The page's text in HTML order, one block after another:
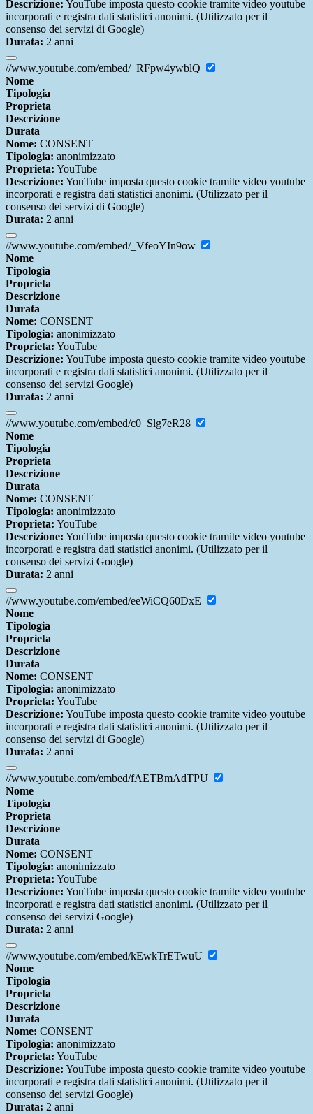
Descrizione: YouTube imposta questo cookie tramite video youtube
incorporati e registra dati statistici anonimi. (Utilizzato per il
consenso dei servizi di Google)
Durata: 2 anni
//www.youtube.com/embed/_RFpw4ywblQ
Nome
Tipologia
Proprieta
Descrizione
Durata
Nome: CONSENT
Tipologia: anonimizzato
Proprieta: YouTube
Descrizione: YouTube imposta questo cookie tramite video youtube
incorporati e registra dati statistici anonimi. (Utilizzato per il
consenso dei servizi di Google)
Durata: 2 anni
//www.youtube.com/embed/_VfeoYIn9ow
Nome
Tipologia
Proprieta
Descrizione
Durata
Nome: CONSENT
Tipologia: anonimizzato
Proprieta: YouTube
Descrizione: YouTube imposta questo cookie tramite video youtube
incorporati e registra dati statistici anonimi. (Utilizzato per il
consenso dei servizi Google)
Durata: 2 anni
//www.youtube.com/embed/c0_Slg7eR28
Nome
Tipologia
Proprieta
Descrizione
Durata
Nome: CONSENT
Tipologia: anonimizzato
Proprieta: YouTube
Descrizione: YouTube imposta questo cookie tramite video youtube
incorporati e registra dati statistici anonimi. (Utilizzato per il
consenso dei servizi Google)
Durata: 2 anni
//www.youtube.com/embed/eeWiCQ60DxE
Nome
Tipologia
Proprieta
Descrizione
Durata
Nome: CONSENT
Tipologia: anonimizzato
Proprieta: YouTube
Descrizione: YouTube imposta questo cookie tramite video youtube
incorporati e registra dati statistici anonimi. (Utilizzato per il
consenso dei servizi di Google)
Durata: 2 anni
//www.youtube.com/embed/fAETBmAdTPU
Nome
Tipologia
Proprieta
Descrizione
Durata
Nome: CONSENT
Tipologia: anonimizzato
Proprieta: YouTube
Descrizione: YouTube imposta questo cookie tramite video youtube
incorporati e registra dati statistici anonimi. (Utilizzato per il
consenso dei servizi Google)
Durata: 2 anni
//www.youtube.com/embed/kEwkTrETwuU
Nome
Tipologia
Proprieta
Descrizione
Durata
Nome: CONSENT
Tipologia: anonimizzato
Proprieta: YouTube
Descrizione: YouTube imposta questo cookie tramite video youtube
incorporati e registra dati statistici anonimi. (Utilizzato per il
consenso dei servizi Google)
Durata: 2 anni